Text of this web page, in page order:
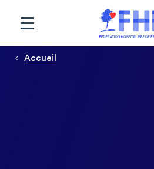
Fil d'Ariane
Accueil
Panneau de gestion des cookies